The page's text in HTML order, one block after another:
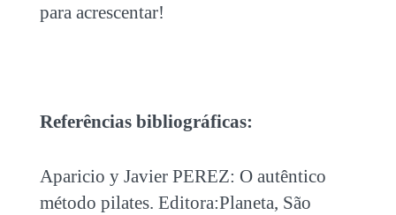
para acrescentar!
Referências bibliográficas:
Aparicio y Javier PEREZ: O autêntico
método pilates. Editora:Planeta, São